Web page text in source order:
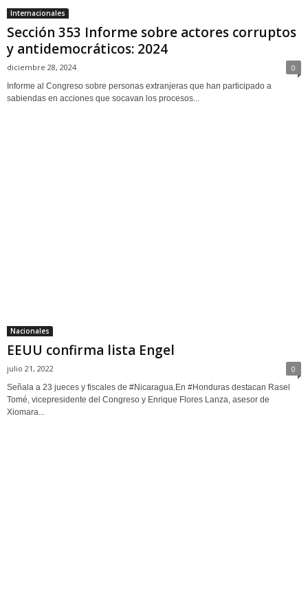
Internacionales
Sección 353 Informe sobre actores corruptos
y antidemocráticos: 2024
diciembre 28, 2024 0
Informe al Congreso sobre personas extranjeras que han participado a
sabiendas en acciones que socavan los procesos...
Nacionales
EEUU confirma lista Engel
julio 21, 2022 0
Señala a 23 jueces y fiscales de #Nicaragua.En #Honduras destacan Rasel
Tomé, vicepresidente del Congreso y Enrique Flores Lanza, asesor de
Xiomara...